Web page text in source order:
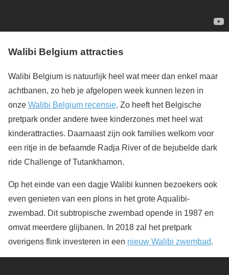
Walibi Belgium attracties
Walibi Belgium is natuurlijk heel wat meer dan enkel maar
achtbanen, zo heb je afgelopen week kunnen lezen in
onze Walibi Belgium recensie. Zo heeft het Belgische
pretpark onder andere twee kinderzones met heel wat
kinderattracties. Daarnaast zijn ook families welkom voor
een ritje in de befaamde Radja River of de bejubelde dark
ride Challenge of Tutankhamon.
Op het einde van een dagje Walibi kunnen bezoekers ook
even genieten van een plons in het grote Aqualibi-
zwembad. Dit subtropische zwembad opende in 1987 en
omvat meerdere glijbanen. In 2018 zal het pretpark
overigens flink investeren in een nieuw Walibi zwembad.